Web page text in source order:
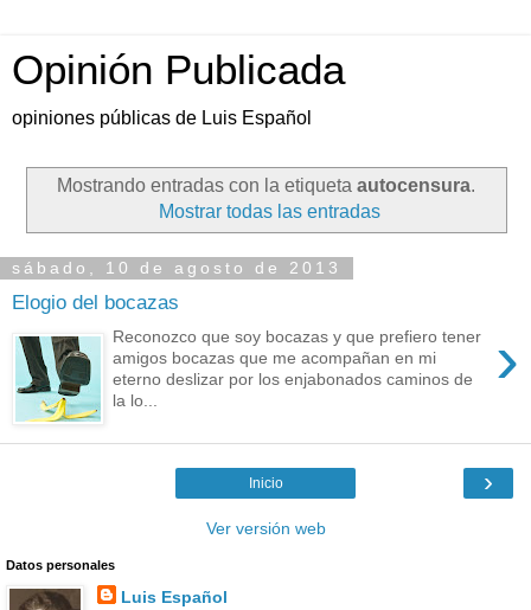
Opinión Publicada
opiniones públicas de Luis Español
Mostrando entradas con la etiqueta autocensura.
Mostrar todas las entradas
sábado, 10 de agosto de 2013
Elogio del bocazas
›
Reconozco que soy bocazas y que prefiero tener
amigos bocazas que me acompañan en mi
eterno deslizar por los enjabonados caminos de
la lo...
›
Inicio
Ver versión web
Datos personales
Luis Español